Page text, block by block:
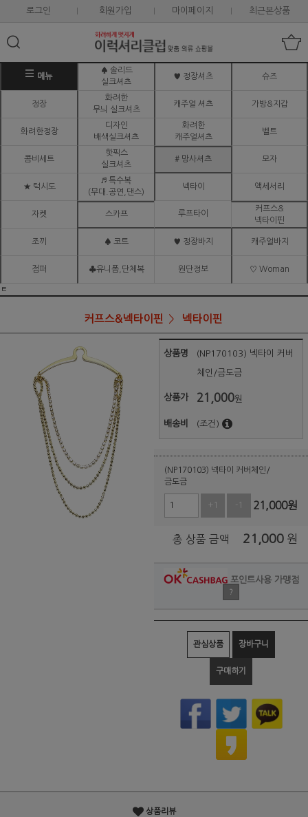
로그인 회원가입 마이페이지 최근본상품
메뉴
♠ 솔리드
실크셔츠
♥ 정장셔츠 슈즈
정장
화려한
무늬 실크셔츠
캐주얼 셔츠 가방&지갑
화려한정장
디자인
배색실크셔츠
화려한
캐주얼셔츠
벨트
콤비세트
핫픽스
실크셔츠
# 망사셔츠 모자
★ 턱시도
♬ 특수복
(무대.공연,댄스)
넥타이 액세서리
자켓 스카프 루프타이
커프스&
넥타이핀
조끼 ♠ 코트 ♥ 정장바지 캐주얼바지
점퍼 ♣유니폼,단체복 원단정보 ♡ Woman
ㅌ
커프스&넥타이핀 넥타이핀
상품명 (NP170103) 넥타이 커버
체인/금도금
상품가 21,000원
배송비 (조건)
(NP170103) 넥타이 커버체인/
금도금
+1 -1 21,000원
총 상품 금액 21,000 원
포인트사용 가맹점
?
관심상품 장바구니
구매하기
상품리뷰